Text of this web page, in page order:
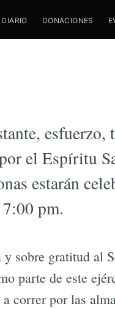
DONACIONES
el Espíritu
estarán
pm.
sobre gratitud al
parte de este
correr por las